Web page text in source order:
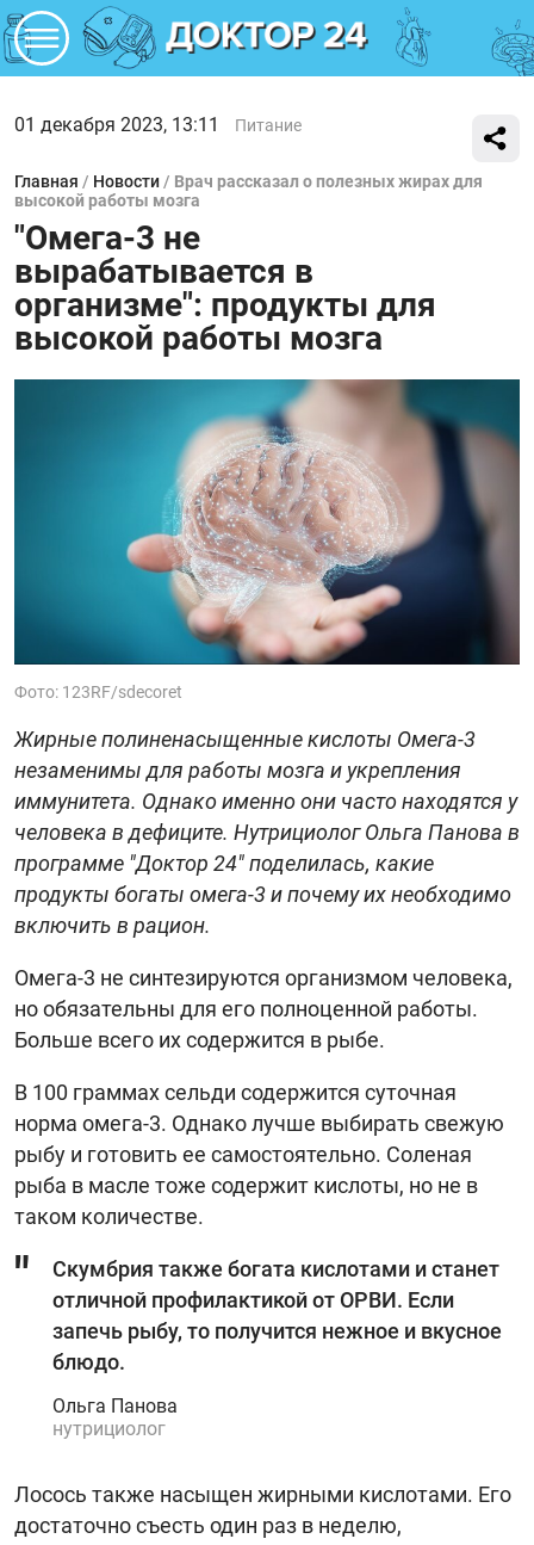
01 декабря 2023, 13:11 Питание
Главная / Новости / Врач рассказал о полезных жирах для
высокой работы мозга
"Омега-3 не
вырабатывается в
организме": продукты для
высокой работы мозга
Фото: 123RF/sdecoret
Жирные полиненасыщенные кислоты Омега-3
незаменимы для работы мозга и укрепления
иммунитета. Однако именно они часто находятся у
человека в дефиците. Нутрициолог Ольга Панова в
программе "Доктор 24" поделилась, какие
продукты богаты омега-3 и почему их необходимо
включить в рацион.
Омега-3 не синтезируются организмом человека,
но обязательны для его полноценной работы.
Больше всего их содержится в рыбе.
В 100 граммах сельди содержится суточная
норма омега-3. Однако лучше выбирать свежую
рыбу и готовить ее самостоятельно. Соленая
рыба в масле тоже содержит кислоты, но не в
таком количестве.
Скумбрия также богата кислотами и станет
отличной профилактикой от ОРВИ. Если
запечь рыбу, то получится нежное и вкусное
блюдо.
Ольга Панова
нутрициолог
Лосось также насыщен жирными кислотами. Его
достаточно съесть один раз в неделю,